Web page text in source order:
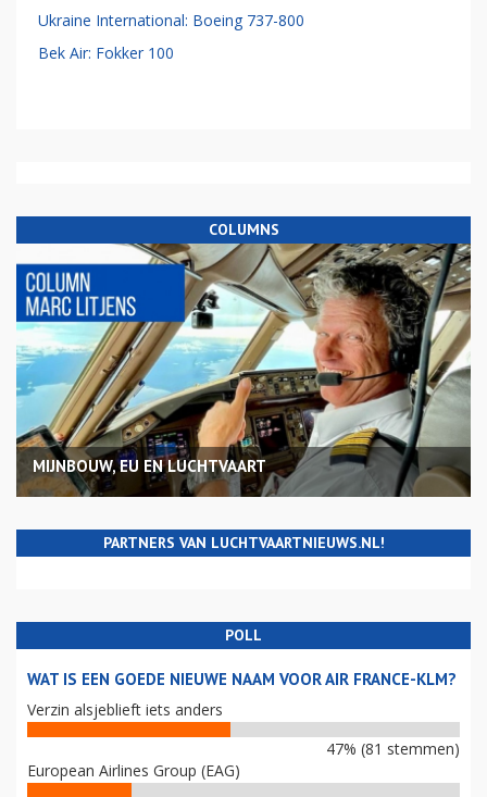
Ukraine International: Boeing 737-800
Bek Air: Fokker 100
COLUMNS
MIJNBOUW, EU EN LUCHTVAART
PARTNERS VAN LUCHTVAARTNIEUWS.NL!
POLL
WAT IS EEN GOEDE NIEUWE NAAM VOOR AIR FRANCE-KLM?
Verzin alsjeblieft iets anders
47% (81 stemmen)
European Airlines Group (EAG)